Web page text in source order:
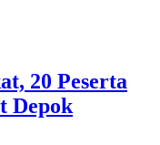
20 Peserta
Depok